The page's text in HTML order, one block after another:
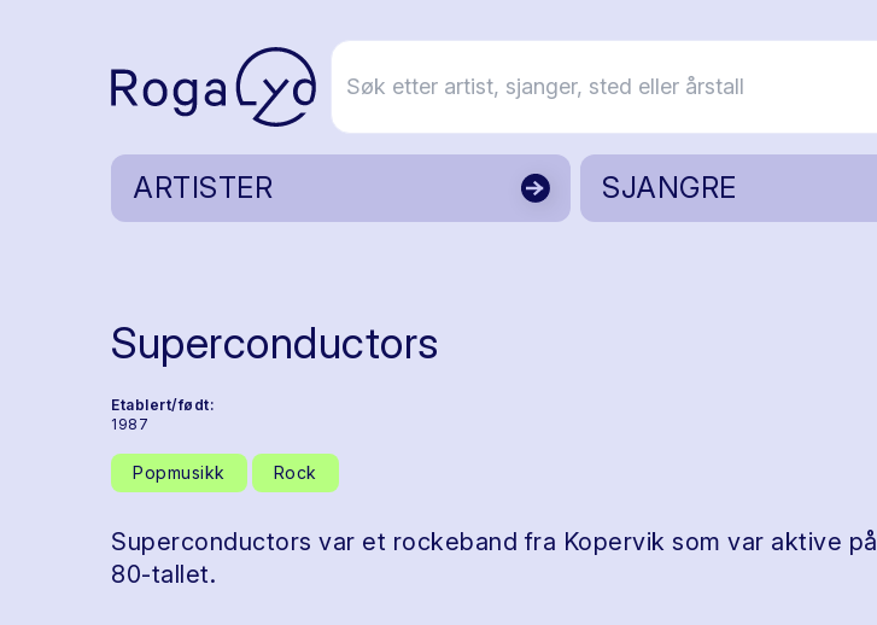
ARTISTER SJANGRE
Superconductors
Etablert/født:
1987
Popmusikk Rock
Superconductors var et rockeband fra Kopervik som var aktive på
80-tallet.